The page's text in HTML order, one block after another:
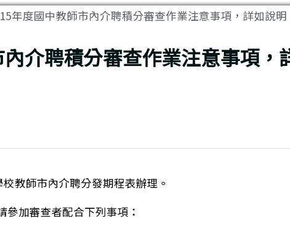
年度國中教師市內介聘積分審查作業注意事項，詳如說明
介聘積分審查作業注意事項，
教師市內介聘分發期程表辦理。
加審查者配合下列事項：